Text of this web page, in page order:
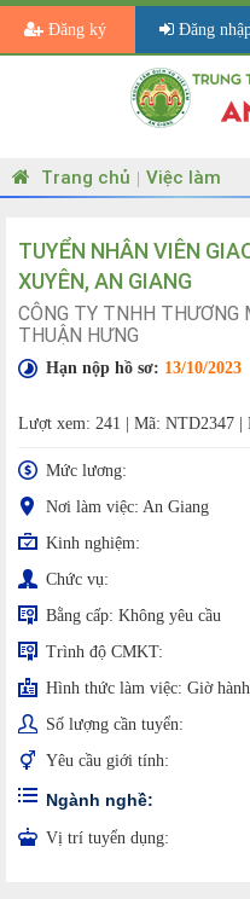
Đăng ký Đăng
Trang chủ Việc làm
TUYỂN NHÂN VIÊN
XUYÊN, AN GIANG
CÔNG TY TNHH THƯƠNG
THUẬN HƯNG
Hạn nộp hồ sơ: 13/10/2023
Lượt xem: 241 Mã: NTD2347
Mức lương:
Nơi làm việc: An Giang
Kinh nghiệm:
Chức vụ:
Bằng cấp: Không yêu cầu
Trình độ CMKT:
Hình thức làm việc: Giờ
Số lượng cần tuyển:
Yêu cầu giới tính:
Ngành nghề:
Vị trí tuyển dụng: